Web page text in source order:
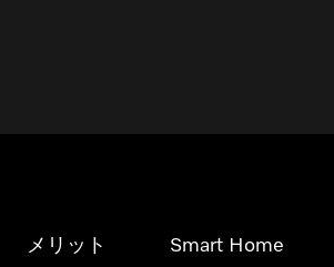
メリット Smart Home